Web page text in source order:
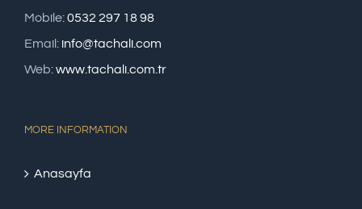
Mobile:0532 297 18 98
Email: info@tachali.com
Web:www.tachali.com.tr
MORE INFORMATION
Anasayfa